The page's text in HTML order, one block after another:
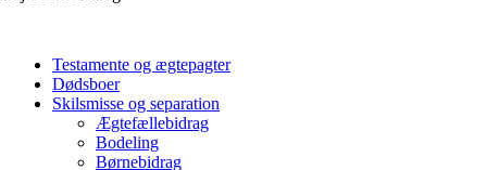
Testamente og ægtepagter
Dødsboer
Skilsmisse og separation
Ægtefællebidrag
Bodeling
Børnebidrag